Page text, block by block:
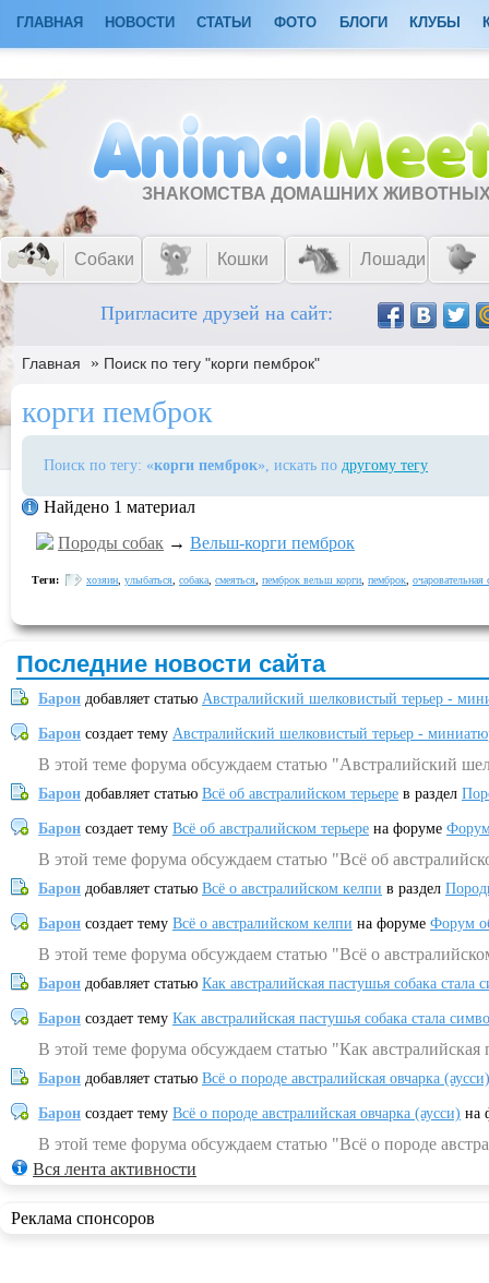
ГЛАВНАЯ НОВОСТИ СТАТЬИ ФОТО БЛОГИ КЛУБЫ
ЗНАКОМСТВА ДОМАШНИХ
Собаки Кошки Лошади
Пригласите друзей на сайт:
Главная » Поиск по тегу "корги пемброк"
корги пемброк
Поиск по тегу: «корги пемброк», искать по другому тегу
Найдено 1 материал
Породы собак → Вельш-корги пемброк
Теги: хозяин улыбаться собака смеяться пемброк вельш корги пемброк очаровательная
Последние новости сайта
Барон добавляет статью Австралийский шелковистый терьер -
Барон создает тему Австралийский шелковистый терьер -
В этой теме форума обсуждаем статью "Австралийский
Барон добавляет статью Всё об австралийском терьере в раздел
Барон создает тему Всё об австралийском терьере на форуме
В этой теме форума обсуждаем статью "Всё об
Барон добавляет статью Всё о австралийском келпи в раздел
Барон создает тему Всё о австралийском келпи на форуме Форум
В этой теме форума обсуждаем статью "Всё о
Барон добавляет статью Как австралийская пастушья собака
Барон создает тему Как австралийская пастушья собака стала
В этой теме форума обсуждаем статью "Как
Барон добавляет статью Всё о породе австралийская овчарка (аусси)
Барон создает тему Всё о породе австралийская овчарка (аусси) на
В этой теме форума обсуждаем статью "Всё о породе
Вся лента активности
Реклама спонсоров